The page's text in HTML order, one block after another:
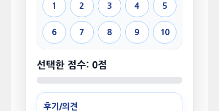
1 2 3 4 5
6 7 8 9 10
선택한 점수: 0점
후기/의견